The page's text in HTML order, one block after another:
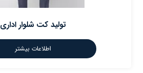
تولید کت شلوار اداری
اطلاعات بیشتر